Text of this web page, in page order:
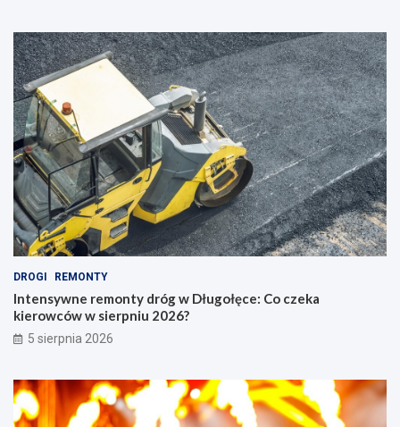
DROGI REMONTY
Intensywne remonty dróg w Długołęce: Co czeka
kierowców w sierpniu 2026?
5 sierpnia 2026